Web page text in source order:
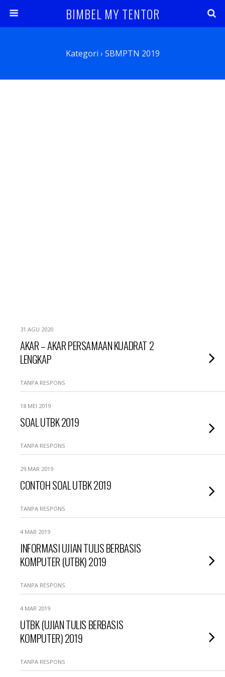
BIMBEL MY TENTOR
Kategori › SBMPTN 2019
31 AGU 2020
AKAR – AKAR PERSAMAAN KUADRAT 2
LENGKAP
TANPA RESPONS
18 MEI 2019
SOAL UTBK 2019
TANPA RESPONS
29 MAR 2019
CONTOH SOAL UTBK 2019
TANPA RESPONS
4 MAR 2019
INFORMASI UJIAN TULIS BERBASIS
KOMPUTER (UTBK) 2019
TANPA RESPONS
4 MAR 2019
UTBK (UJIAN TULIS BERBASIS
KOMPUTER) 2019
TANPA RESPONS